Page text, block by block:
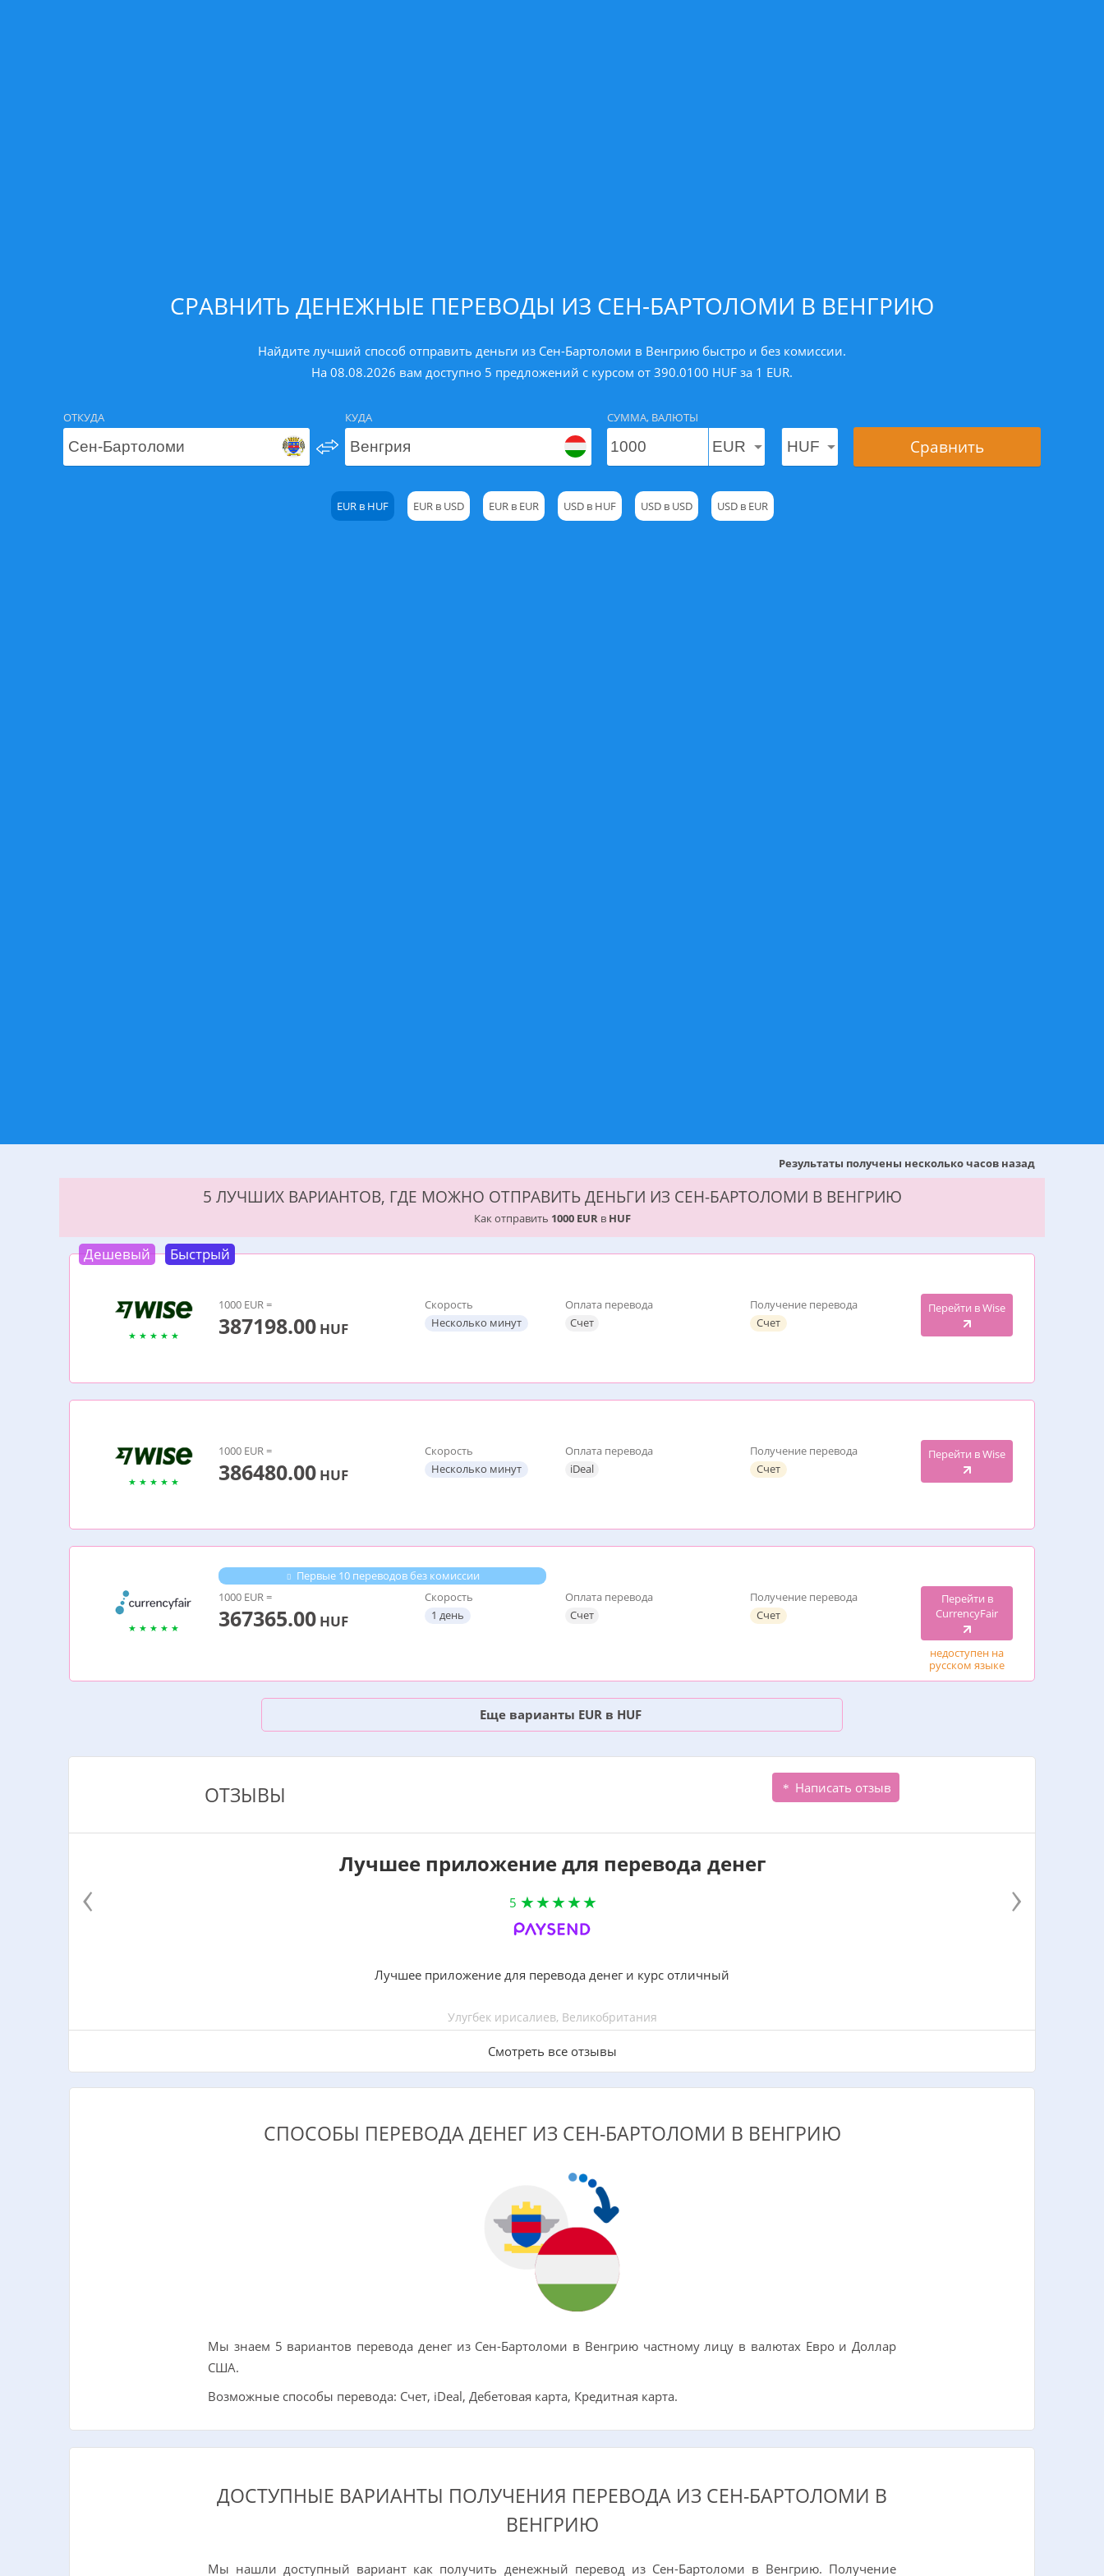
СРАВНИТЬ ДЕНЕЖНЫЕ ПЕРЕВОДЫ ИЗ СЕН-БАРТОЛОМИ В ВЕНГРИЮ
Найдите лучший способ отправить деньги из Сен-Бартоломи в Венгрию быстро и без комиссии.
На 08.08.2026 вам доступно 5 предложений с курсом от 390.0100 HUF за 1 EUR.
ОТКУДА КУДА СУММА, ВАЛЮТЫ
Сравнить
EUR в HUF EUR в USD EUR в EUR USD в HUF USD в USD USD в EUR
Результаты получены несколько часов назад
5 ЛУЧШИХ ВАРИАНТОВ, ГДЕ МОЖНО ОТПРАВИТЬ ДЕНЬГИ ИЗ СЕН-БАРТОЛОМИ В ВЕНГРИЮ
Как отправить 1000 EURв HUF
Дешевый Быстрый
1000 EUR =
387198.00HUF
Скорость
Несколько минут
Оплата перевода
Счет
Получение перевода
Счет
Перейти в Wise
1000 EUR =
386480.00HUF
Скорость
Несколько минут
Оплата перевода
iDeal
Получение перевода
Счет
Перейти в Wise
Первые 10 переводов без комиссии
1000 EUR =
367365.00HUF
Скорость
1 день
Оплата перевода
Счет
Получение перевода
Счет
Перейти в
CurrencyFair
недоступен на
русском языке
Еще варианты EUR в HUF
ОТЗЫВЫ Написать отзыв
Лучшее приложение для перевода денег
5
Лучшее приложение для перевода денег и курс отличный
Улугбек ирисалиев, Великобритания
Смотреть все отзывы
‹ ›
СПОСОБЫ ПЕРЕВОДА ДЕНЕГ ИЗ СЕН-БАРТОЛОМИ В ВЕНГРИЮ
Мы знаем 5 вариантов перевода денег из Сен-Бартоломи в Венгрию частному лицу в валютах Евро и Доллар
США.
Возможные способы перевода: Счет, iDeal, Дебетовая карта, Кредитная карта.
ДОСТУПНЫЕ ВАРИАНТЫ ПОЛУЧЕНИЯ ПЕРЕВОДА ИЗ СЕН-БАРТОЛОМИ В
ВЕНГРИЮ
Мы нашли доступный вариант как получить денежный перевод из Сен-Бартоломи в Венгрию. Получение